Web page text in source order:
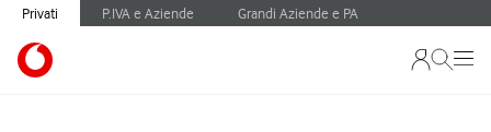
Privati P.IVA e Aziende Grandi Aziende e PA